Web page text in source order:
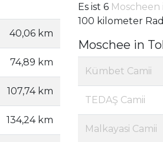
40,06 km
74,89 km
107,74 km
134,24 km
Es ist 6 Moscheen
100 kilometer
Moschee in
Kümbet Camii
TEDAŞ Camii
Malkayasi Camii